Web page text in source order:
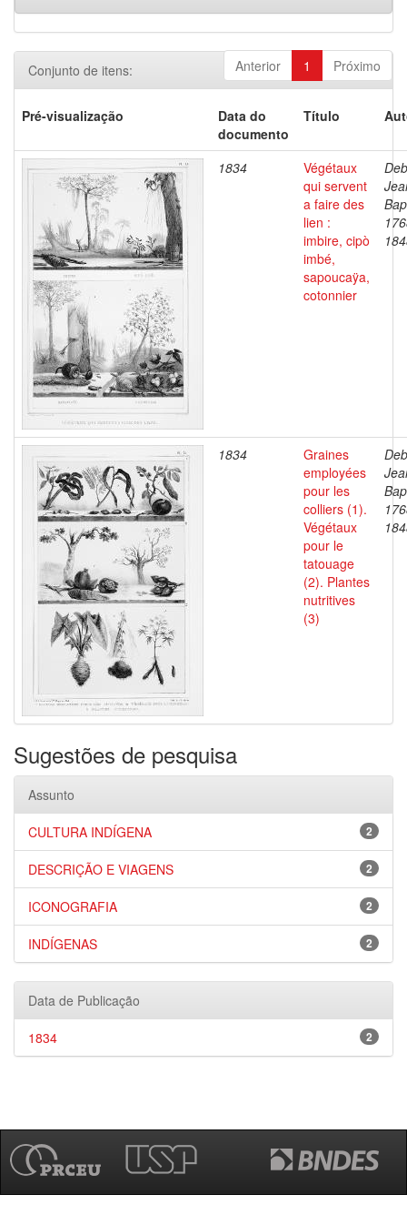
Anterior 1 Próximo
Conjunto de itens:
Pré-visualização
Data do
documento
Título
1834
Végétaux
qui servent
a faire des
lien :
imbire, cipò
imbé,
sapoucaÿa,
cotonnier
1834
Graines
employées
pour les
colliers (1).
Végétaux
pour le
tatouage
(2). Plantes
nutritives
(3)
Sugestões de pesquisa
Assunto
2
CULTURA INDÍGENA
2
DESCRIÇÃO E VIAGENS
2
ICONOGRAFIA
2
INDÍGENAS
Data de Publicação
2
1834